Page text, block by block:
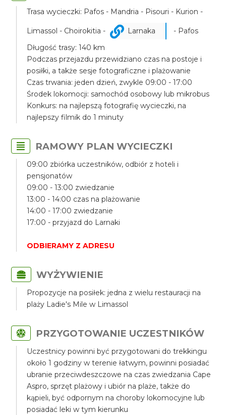
Trasa wycieczki: Pafos - Mandria - Pisouri - Kurion -
Limassol - Choirokitia - Larnaka
- Pafos
Długość trasy: 140 km
Podczas przejazdu przewidziano czas na postoje i
posiłki, a także sesje fotograficzne i plażowanie
Czas trwania: jeden dzień, zwykle 09:00 - 17:00
Środek lokomocji: samochód osobowy lub mikrobus
Konkurs: na najlepszą fotografię wycieczki, na
najlepszy filmik do 1 minuty
RAMOWY PLAN WYCIECZKI
09:00 zbiórka uczestników, odbiór z hoteli i
pensjonatów
09:00 - 13:00 zwiedzanie
13:00 - 14:00 czas na plażowanie
14:00 - 17:00 zwiedzanie
17:00 - przyjazd do Larnaki
ODBIERAMY Z ADRESU
WYŻYWIENIE
Propozycje na posiłek: jedna z wielu restauracji na
plaży Ladie's Mile w Limassol
PRZYGOTOWANIE UCZESTNIKÓW
Uczestnicy powinni być przygotowani do trekkingu
około 1 godziny w terenie łatwym, powinni posiadać
ubranie przeciwdeszczowe na czas zwiedzania Cape
Aspro, sprzęt plażowy i ubiór na plaże, także do
kąpieli, być odpornym na choroby lokomocyjne lub
posiadać leki w tym kierunku